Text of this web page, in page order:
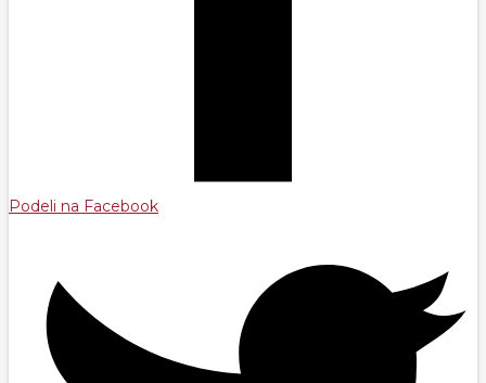
Podeli na Facebook